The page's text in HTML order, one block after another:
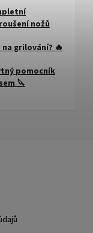
nožů
grilování? 🔥
pomocník
🔪